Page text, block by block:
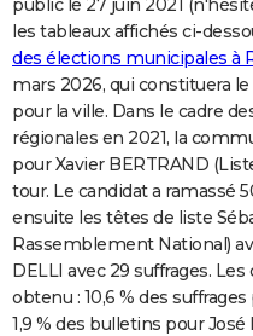
COPAINS D'AVANT
S'inscrire
Se connecter
Lycées
Collèges
Primaires
Universités
Entreprises
Service militaire
Avis de recherche
AVIS DE DÉCÈS
FORUM
Bricolage
Lifestyle
Culture
Television
Voyage
Cinema
public le 27 juin 2021
les tableaux affichés ci-
des élections municipales à
mars 2026, qui constituera
pour la ville. Dans le cadre
régionales en 2021, la
pour Xavier BERTRAND
tour. Le candidat a ramassé
ensuite les têtes de liste
Rassemblement National)
DELLI avec 29 suffrages.
obtenu : 10,6 % des
1,9 % des bulletins pour José